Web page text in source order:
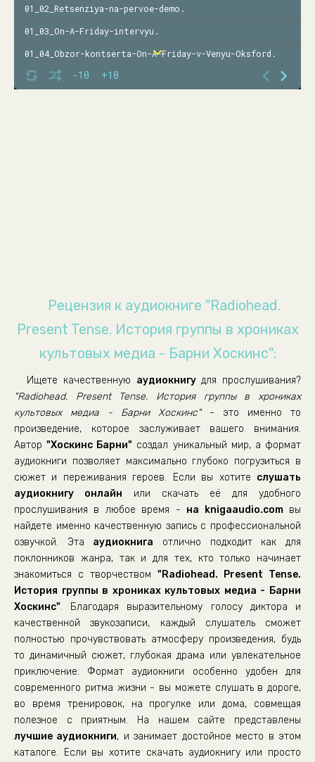
-10 +10
01_02_Retsenziya-na-pervoe-demo.
01_03_On-A-Friday-intervyu.
01_04_Obzor-kontserta-On-A-Friday-v-Venyu-Oksford.
02_01_Obzor-kontserta-Radiohead-v-Richmonde-Brayton
05_02_Kid-A-revolyutsiya-v-golove.
05_03_Kid-A-Normalnyy-albom.
06_01_Chya-armiya-Glava-1.-Retsenziya-na-Amnesiac.
06_02_Kak-Radiohead-nauchilis-nenavidet-bombu.
06_03_Retsenziya-na-I-Might-Be-Wrong-Live-Recordings
07_01_Rtsenziya-na-Hail-to-the-Thief.
07_02_Zanimaytes-rokom-a-ne-voynoy-Intervyu-s-Tomom-
07_03_Istoriya-Chokki.
07_04_Radiohead-ili-Filosofiya-pop-muzyki.
07_05_Tom-York-svobodnyy-agent.
08_01_OK-Computer-pochemu-muzykalnaya-industriya-tak-
08_02_Retsenziya-na-In-Rainbows.
08_03_Retsenziya-na-Familial-Fila-Selueya.
08_04_Retsenziya-na-The-King-of-Limbs.
08_05_Dzhonni-Grinvud-Chto-ya-delayu-Prosto-bespokoyus-
08_06_Retsenziya-na-Amok-gruppa-Atmos-For-Peace
08_07_V-komnate-s-Radiohead.
Рецензия к аудиокниге "Radiohead.
Present Tense. История группы в хрониках
культовых медиа - Барни Хоскинс":
Ищете качественную аудиокнигудля прослушивания?
"Radiohead. Present Tense. История группы в хрониках
культовых медиа - Барни Хоскинс"- это именно то
произведение, которое заслуживает вашего внимания.
Автор"Хоскинс Барни" создал уникальный мир, а формат
аудиокниги позволяет максимально глубоко погрузиться в
сюжет и переживания героев. Если вы хотите слушать
аудиокнигу онлайн или скачать её для удобного
прослушивания в любое время - на knigaaudio.comвы
найдете именно качественную запись с профессиональной
озвучкой. Эта аудиокнига отлично подходит как для
поклонников жанра, так и для тех, кто только начинает
знакомиться с творчеством "Radiohead. Present Tense.
История группы в хрониках культовых медиа - Барни
Хоскинс". Благодаря выразительному голосу диктора и
качественной звукозаписи, каждый слушатель сможет
полностью прочувствовать атмосферу произведения, будь
то динамичный сюжет, глубокая драма или увлекательное
приключение. Формат аудиокниги особенно удобен для
современного ритма жизни - вы можете слушать в дороге,
во время тренировок, на прогулке или дома, совмещая
полезное с приятным. На нашем сайте представлены
лучшие аудиокниги, и занимает достойное место в этом
каталоге. Если вы хотите скачать аудиокнигу или просто